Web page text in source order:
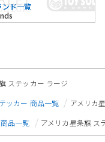
ンド一覧
ステッカー ラージ
ッカー 商品一覧
アメリカ
品一覧 アメリカ星条旗 ス